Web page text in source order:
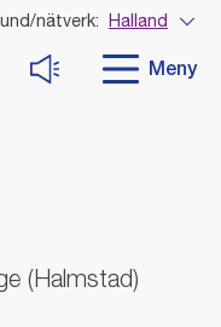
nätverk: Halland
Läs upp Meny
(Halmstad)